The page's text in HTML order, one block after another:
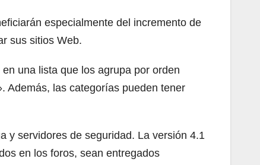
especialmente del incremento de
sus sitios Web.
una lista que los agrupa por orden
Además, las categorías pueden tener
y servidores de seguridad. La versión 4.1
en los foros, sean entregados